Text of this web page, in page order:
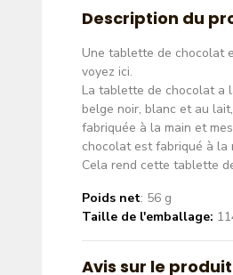
Description du
Une tablette de chocolat
voyez ici.
La tablette de chocolat a
belge noir, blanc et au
fabriquée à la main et
chocolat est fabriqué à la
Cela rend cette tablette
Poids net: 56 g
Taille de l'emballage:
Avis sur le produit